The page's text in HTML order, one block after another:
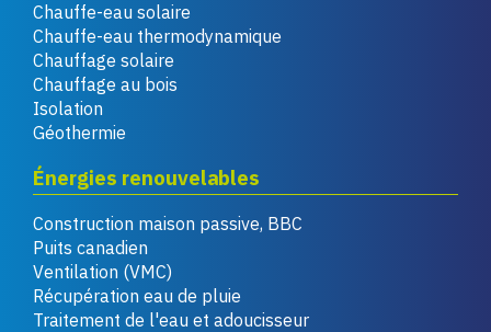
Chauffe-eau solaire
Chauffe-eau thermodynamique
Chauffage solaire
Chauffage au bois
Isolation
Géothermie
Énergies renouvelables
Construction maison passive, BBC
Puits canadien
Ventilation (VMC)
Récupération eau de pluie
Traitement de l'eau et adoucisseur